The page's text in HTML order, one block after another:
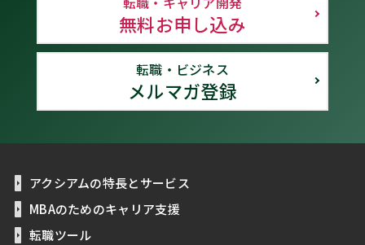
無料お申し込み
転職・ビジネス
メルマガ登録
アクシアムの特長とサービス
MBAのためのキャリア支援
転職ツール